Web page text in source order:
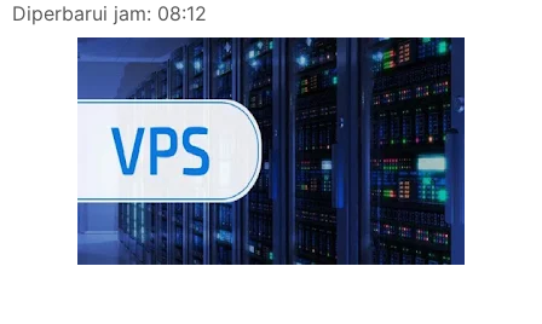
Diperbarui jam: 08:12